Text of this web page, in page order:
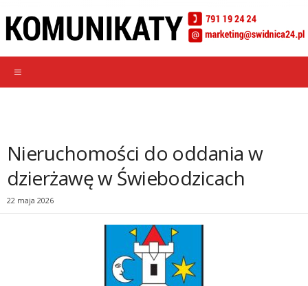
Nieruchomości do oddania w
dzierżawę w Świebodzicach
22 maja 2026